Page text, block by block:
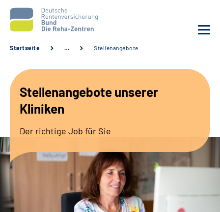
Unsere Kliniken
Sozialdienste & Zuweisende
Erweiterte Suche
Startseite … Stellenangebote
Stellenangebote unserer
Kliniken
Der richtige Job für Sie